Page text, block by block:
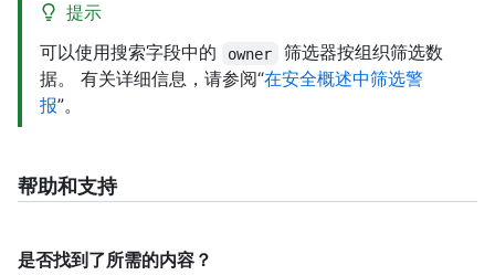
提示
可以使用搜索字段中的
owner
筛选器按组织筛选数
据。 有关详细信息，请参阅“在安全概述中筛选警
报”。
帮助和支持
是否找到了所需的内容？